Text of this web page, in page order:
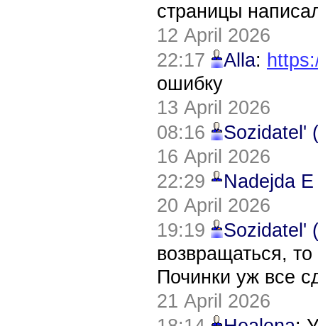
страницы
12 April 2026
22:17
Alla:
ошибку
13 April 2026
08:16
Sozidatel'
16 April 2026
22:29
Nadejda
20 April 2026
19:19
Sozidatel'
возвращаться,
Починки уж все
21 April 2026